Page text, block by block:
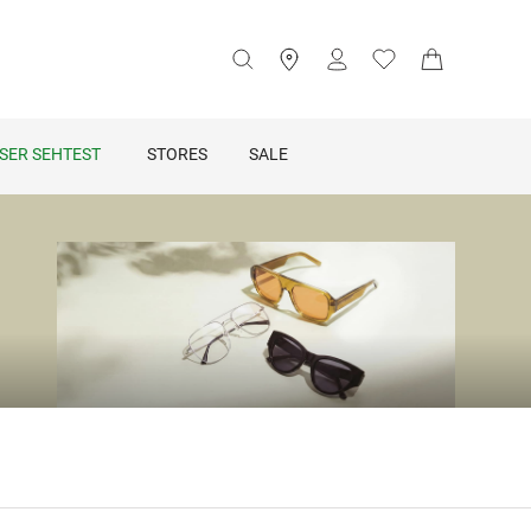
SEHTEST STORES SALE